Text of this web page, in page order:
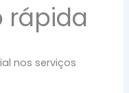
rápida
nos serviços